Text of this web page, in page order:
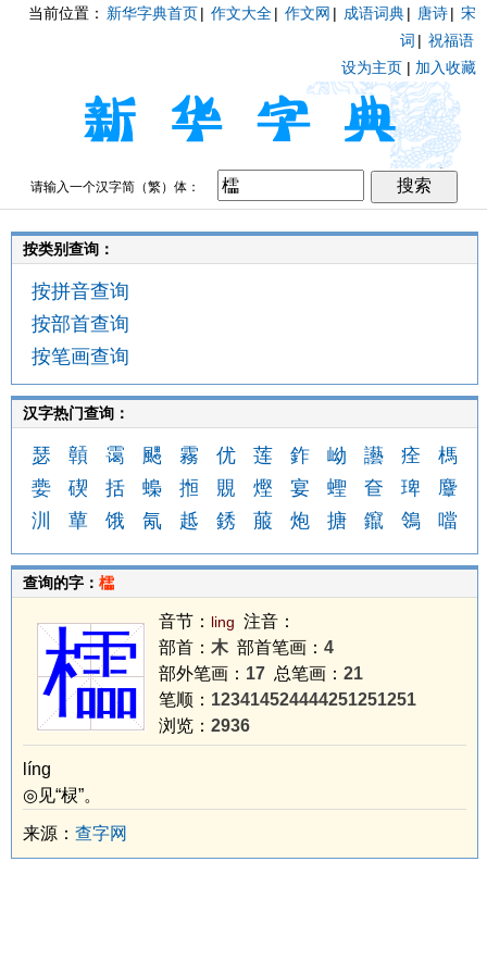
当前位置： 新华字典首页| 作文大全| 作文网 | 成语词典| 唐诗| 宋
词 | 祝福语
设为主页 | 加入收藏
请输入一个汉字简（繁）体：
按类别查询：
按拼音查询
按部首查询
按笔画查询
汉字热门查询：
瑟 贑 霭 颸 霧 优 莲 鈼 岰 讛 痊
榪
嬊
碶 括 蟂 搄 覞 熞 宴 蟶 奆 琕
麞
汌
蕇 饿 氝 趆 銹 菔 炮 搪 鑹 鴒 噹
查询的字： 櫺
櫺 音节： ling 注音：
部首： 木部首笔画： 4
部外笔画： 17 总笔画： 21
笔顺： 123414524444251251251
浏览： 2936
líng
◎见“棂”。
来源： 查字网